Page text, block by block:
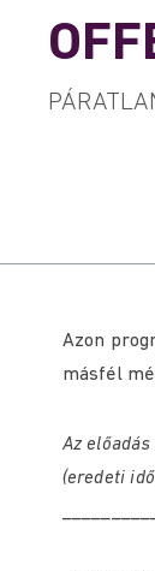
Azon
másfél
Az
(eredeti